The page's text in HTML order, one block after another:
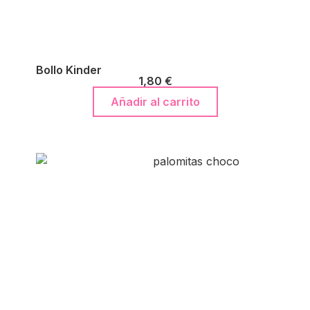
Bollo Kinder
1,80 €
Añadir al carrito